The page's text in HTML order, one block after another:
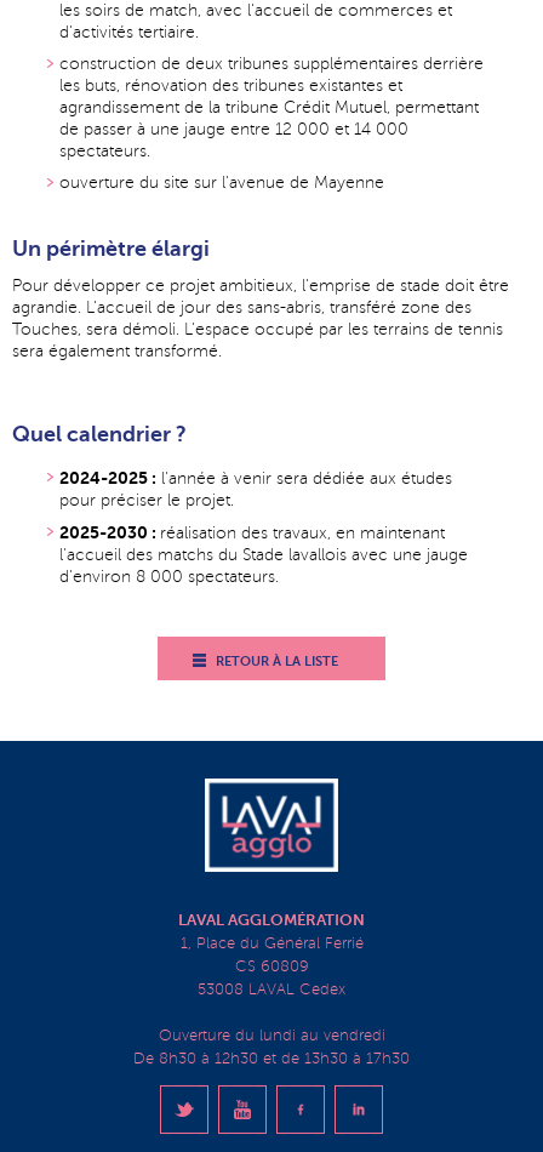
les soirs de match, avec l'accueil de commerces et
d'activités tertiaire.
construction de deux tribunes supplémentaires derrière
les buts, rénovation des tribunes existantes et
agrandissement de la tribune Crédit Mutuel, permettant
de passer à une jauge entre 12 000 et 14 000
spectateurs.
ouverture du site sur l'avenue de Mayenne
Un périmètre élargi
Pour développer ce projet ambitieux, l'emprise de stade doit être
agrandie. L'accueil de jour des sans-abris, transféré zone des
Touches, sera démoli. L'espace occupé par les terrains de tennis
sera également transformé.
Quel calendrier ?
2024-2025 : l'année à venir sera dédiée aux études
pour préciser le projet.
2025-2030 : réalisation des travaux, en maintenant
l'accueil des matchs du Stade lavallois avec une jauge
d'environ 8 000 spectateurs.
RETOUR À LA LISTE
LAVAL AGGLOMÉRATION
1, Place du Général Ferrié
CS 60809
53008 LAVAL Cedex
Ouverture du lundi au vendredi
De 8h30 à 12h30 et de 13h30 à 17h30